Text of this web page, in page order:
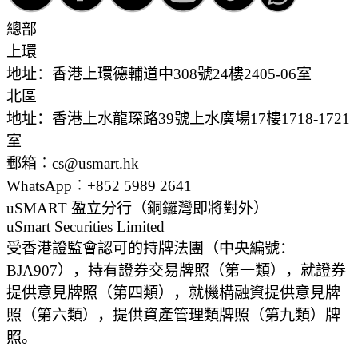
總部
上環
地址：香港上環德輔道中308號24樓2405-06室
北區
地址：香港上水龍琛路39號上水廣場17樓1718-1721
室
郵箱︰cs@usmart.hk
WhatsApp︰+852 5989 2641
uSMART 盈立分行 （銅鑼灣即將對外）
uSmart Securities Limited
受香港證監會認可的持牌法團（中央編號：
BJA907），持有證券交易牌照（第一類），就證券
提供意見牌照（第四類），就機構融資提供意見牌
照（第六類），提供資產管理類牌照（第九類）牌
照。